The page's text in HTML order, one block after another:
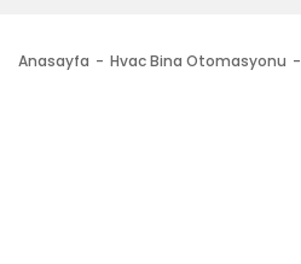
Anasayfa Hvac Bina Otomasyonu